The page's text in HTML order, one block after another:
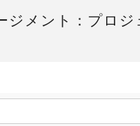
メント：プロ